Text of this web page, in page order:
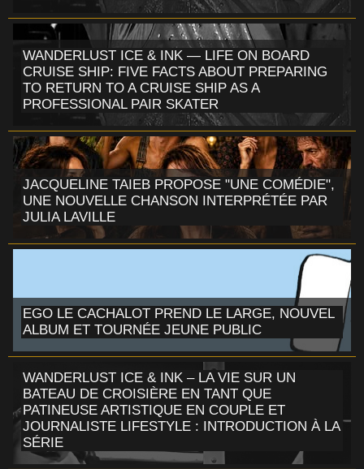
WANDERLUST ICE & INK — LIFE ON BOARD
CRUISE SHIP: FIVE FACTS ABOUT PREPARING
TO RETURN TO A CRUISE SHIP AS A
PROFESSIONAL PAIR SKATER
JACQUELINE TAIEB PROPOSE "UNE COMÉDIE",
UNE NOUVELLE CHANSON INTERPRÉTÉE PAR
JULIA LAVILLE
EGO LE CACHALOT PREND LE LARGE, NOUVEL
ALBUM ET TOURNÉE JEUNE PUBLIC
WANDERLUST ICE & INK – LA VIE SUR UN
BATEAU DE CROISIÈRE EN TANT QUE
PATINEUSE ARTISTIQUE EN COUPLE ET
JOURNALISTE LIFESTYLE : INTRODUCTION À LA
SÉRIE